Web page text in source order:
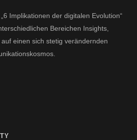
Implikationen der digitalen Evolution“
Bereichen Insights,
einen sich stetig verändernden